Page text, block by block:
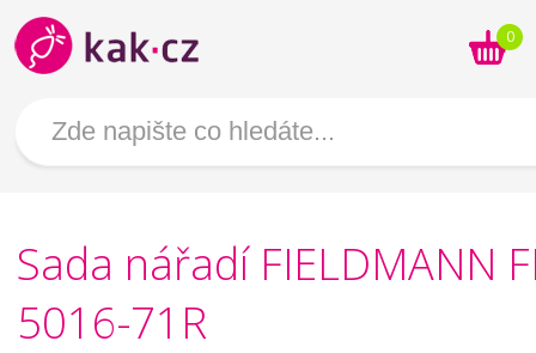
0
Sada nářadí FIELDMANN
5016-71R